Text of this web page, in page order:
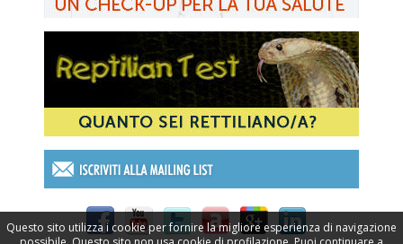
Questo sito utilizza i cookie per fornire la migliore esperienza di navigazione